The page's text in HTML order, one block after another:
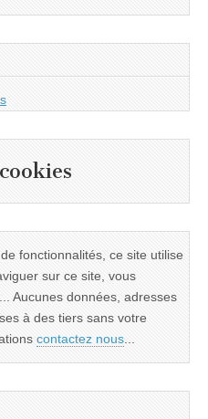
fonctionnalités, ce site utilise
sur ce site, vous
Aucunes données, adresses
à des tiers sans votre
contactez nous...